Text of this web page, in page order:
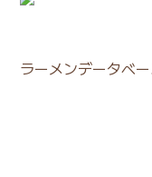
ラーメンデータベ